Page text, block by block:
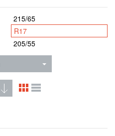
215/65
R17
205/55